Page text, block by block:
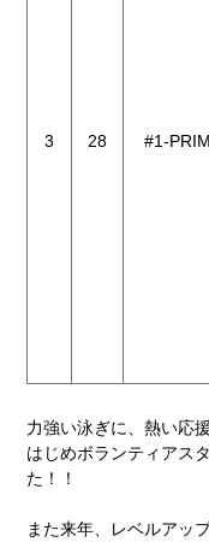
3 28 #1-
力強い泳ぎに、熱い応
はじめボランティアス
た！！
また来年、レベルアッ